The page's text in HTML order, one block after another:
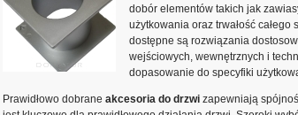
dobór elementów takich jak
użytkowania oraz trwałość
dostępne są rozwiązania
wejściowych, wewnętrznych i
dopasowanie do specyfiki
Prawidłowo dobrane akcesoria do drzwizapewniają